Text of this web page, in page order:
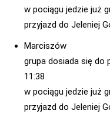
w pociągu jedzie już
przyjazd do Jeleniej
Marciszów
grupa dosiada się do
11:38
w pociągu jedzie już
przyjazd do Jeleniej